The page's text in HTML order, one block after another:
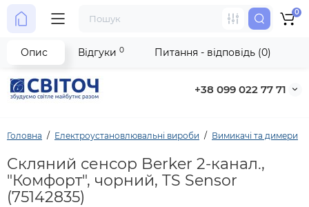
+38 099 022 77 71
0
Головна Електроустановлювальні вироби Вимикачі та димери
Скляний сенсор Berker 2-канал.,
"Комфорт", чорний, TS Sensor
(75142835)
Опис Відгуки 0 Питання - відповідь (0)